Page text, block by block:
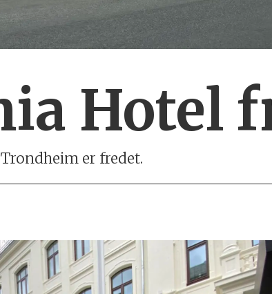
Hotel
er fredet.